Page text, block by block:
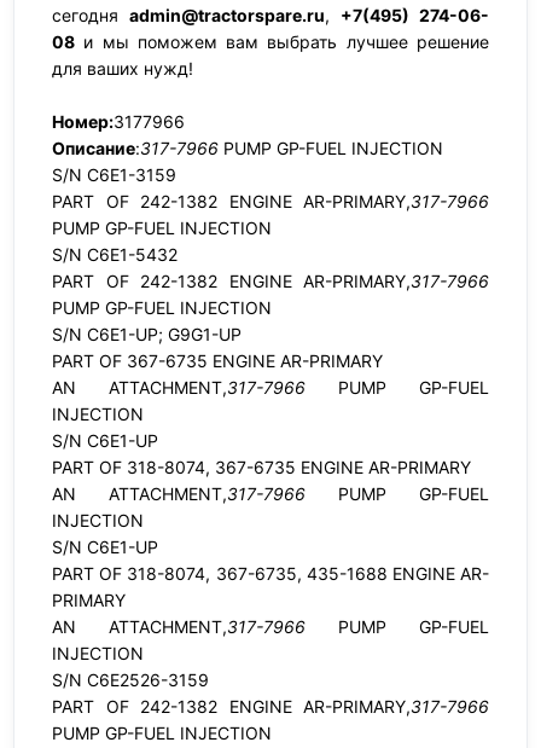
сегодня admin@tractorspare.ru, +7(495) 274-06-
08 и мы поможем вам выбрать лучшее решение
для ваших нужд!
Номер:3177966
Описание:317-7966 PUMP GP-FUEL INJECTION
S/N C6E1-3159
PART OF 242-1382 ENGINE AR-PRIMARY,317-7966
PUMP GP-FUEL INJECTION
S/N C6E1-5432
PART OF 242-1382 ENGINE AR-PRIMARY,317-7966
PUMP GP-FUEL INJECTION
S/N C6E1-UP; G9G1-UP
PART OF 367-6735 ENGINE AR-PRIMARY
AN ATTACHMENT,317-7966 PUMP GP-FUEL
INJECTION
S/N C6E1-UP
PART OF 318-8074, 367-6735 ENGINE AR-PRIMARY
AN ATTACHMENT,317-7966 PUMP GP-FUEL
INJECTION
S/N C6E1-UP
PART OF 318-8074, 367-6735, 435-1688 ENGINE AR-
PRIMARY
AN ATTACHMENT,317-7966 PUMP GP-FUEL
INJECTION
S/N C6E2526-3159
PART OF 242-1382 ENGINE AR-PRIMARY,317-7966
PUMP GP-FUEL INJECTION